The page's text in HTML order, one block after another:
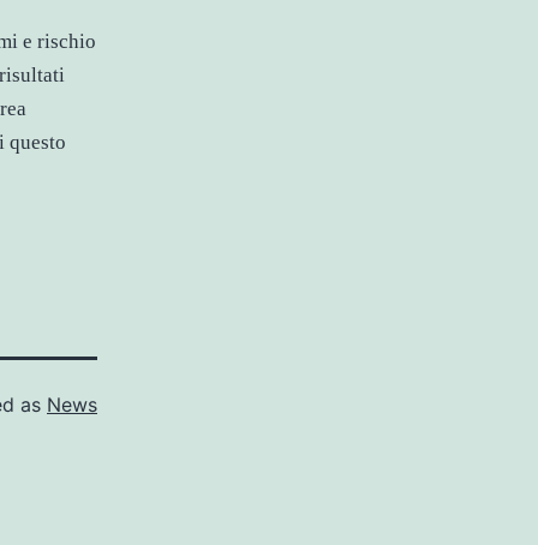
e rischio
questo
as News